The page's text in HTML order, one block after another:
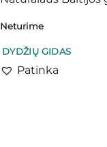
Neturime
DYDŽIŲ GIDAS
Patinka